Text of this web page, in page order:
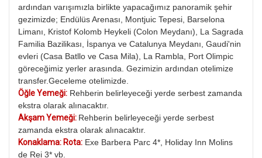
ardından varışımızla birlikte yapacağımız panoramik şehir
gezimizde; Endülüs Arenası, Montjuic Tepesi, Barselona
Limanı, Kristof Kolomb Heykeli (Colon Meydanı), La Sagrada
Familia Bazilikası, İspanya ve Catalunya Meydanı, Gaudi'nin
evleri (Casa Batllo ve Casa Mila), La Rambla, Port Olimpic
göreceğimiz yerler arasında. Gezimizin ardından otelimize
transfer.Geceleme otelimizde.
Öğle Yemeği: Rehberin belirleyeceği yerde serbest zamanda
ekstra olarak alınacaktır.
Akşam Yemeği: Rehberin belirleyeceği yerde serbest
zamanda ekstra olarak alınacaktır.
Konaklama: Rota: Exe Barbera Parc 4*, Holiday Inn Molins
de Rei 3* vb.